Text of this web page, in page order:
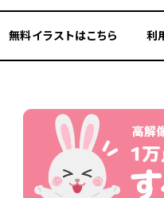
無料イラストはこちら 利